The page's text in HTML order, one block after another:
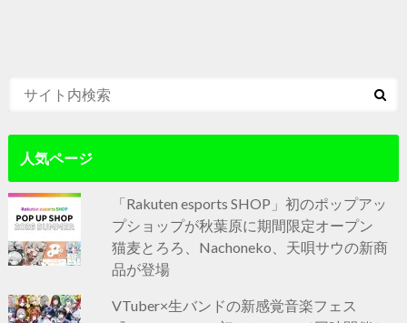
人気ページ
「Rakuten esports SHOP」初のポップアッ
プショップが秋葉原に期間限定オープン
猫麦とろろ、Nachoneko、天唄サウの新商
品が登場
VTuber×生バンドの新感覚音楽フェス